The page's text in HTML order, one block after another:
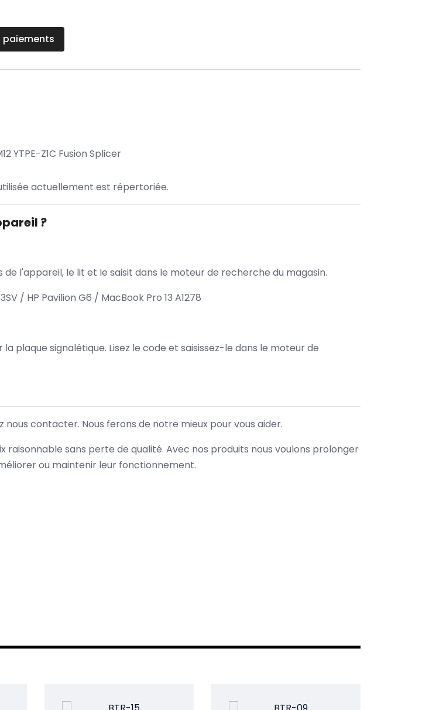
paiements
YTPE-Z1C Fusion Splicer
actuellement est répertoriée.
?
l'appareil, le lit et le saisit dans le moteur de recherche du magasin.
/ HP Pavilion G6 / MacBook Pro 13 A1278
plaque signalétique. Lisez le code et saisissez-le dans le moteur de
contacter. Nous ferons de notre mieux pour vous aider.
raisonnable sans perte de qualité. Avec nos produits nous voulons prolonger
ou maintenir leur fonctionnement.